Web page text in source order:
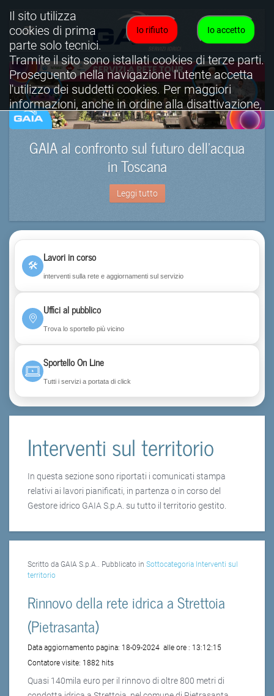
GAIA al confronto sul futuro dell’acqua
in Toscana
Leggi tutto
🛠
Lavori in corso
interventi sulla rete e aggiornamenti sul servizio
Uffici al pubblico
Trova lo sportello più vicino
Sportello On Line
Tutti i servizi a portata di click
Interventi sul territorio
In questa sezione sono riportati i comunicati stampa
relativi ai lavori pianificati, in partenza o in corso del
Gestore idrico GAIA S.p.A. su tutto il territorio gestito.
Scritto da GAIA S.p.A.. Pubblicato in Sottocategoria Interventi sul
territorio
Rinnovo della rete idrica a Strettoia
(Pietrasanta)
Data aggiornamento pagina: 18-09-2024 alle ore : 13:12:15
Contatore visite: 1882 hits
Quasi 140mila euro per il rinnovo di oltre 800 metri di
Io accetto
Io rifiuto
Il sito utilizza
cookies di prima
parte solo tecnici.
Tramite il sito sono istallati cookies di terze parti.
Proseguento nella navigazione l'utente accetta
l'utilizzo dei suddetti cookies. Per maggiori
informazioni, anche in ordine alla disattivazione,
è possibile consultare l'informativa cookies
completa.
Visualizza informativa completa.